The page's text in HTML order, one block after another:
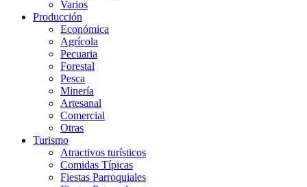
Varios
Producción
Económica
Agrícola
Pecuaria
Forestal
Pesca
Minería
Artesanal
Comercial
Otras
Turismo
Atractivos turísticos
Comidas Típicas
Fiestas Parroquiales